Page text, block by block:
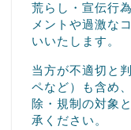
荒らし・宣伝行
メントや過激な
いいたします。
当方が不適切と
ペなど）も含め
除・規制の対象
承ください。